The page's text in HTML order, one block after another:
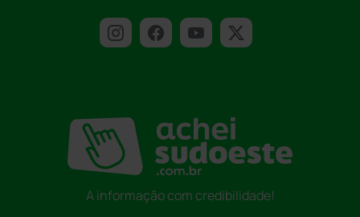
A informação com credibilidade!